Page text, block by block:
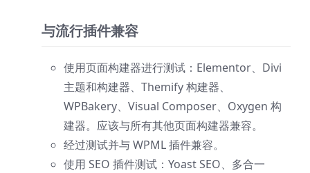
与流行插件兼容
使用页面构建器进行测试：Elementor、Divi
主题和构建器、Themify 构建器、
WPBakery、Visual Composer、Oxygen 构
建器。应该与所有其他页面构建器兼容。
经过测试并与 WPML 插件兼容。
使用 SEO 插件测试：Yoast SEO、多合一